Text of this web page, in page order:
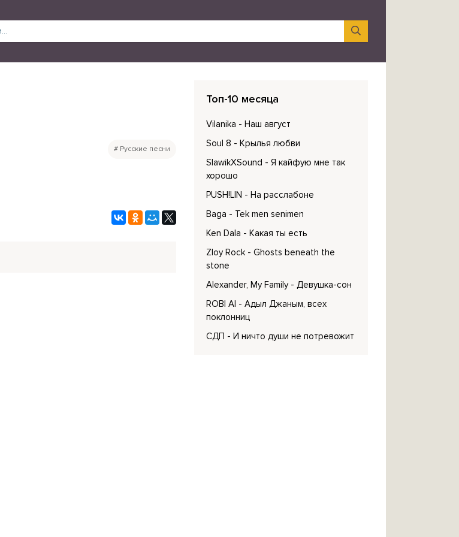
Русские песни
Топ-10 месяца
Vilanika - Наш август
Soul 8 - Крылья любви
SlawikXSound - Я кайфую мне так
хорошо
PUSH!LIN - На расслабоне
Baga - Tek men senimen
Ken Dala - Какая ты есть
Zloy Rock - Ghosts beneath the
stone
Alexander, My Family - Девушка-сон
ROBI AI - Адыл Джаным, всех
поклонниц
СДП - И ничто души не потревожит